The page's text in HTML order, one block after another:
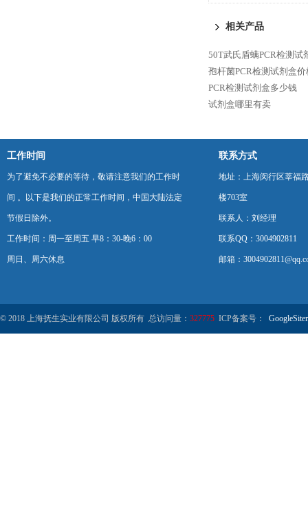
相关产品
50T武氏盾螨PCR检测试
孢杆菌PCR检测试剂盒价
PCR检测试剂盒多少钱
试剂盒哪里有卖
工作时间
为了避免不必要的等待，敬请注意我们的工作时
间 。以下是我们的正常工作时间，中国大陆法定
节假日除外。
工作时间：周一至周五 早8：30-晚6：00
周日、周六休息
联系方式
地址：上海闵行区莘福
楼703室
联系人：刘经理
联系QQ：3004902811
邮箱：
© 2018 上海抚生实业有限公司 版权所有 总访问量： 327775 ICP备案号：